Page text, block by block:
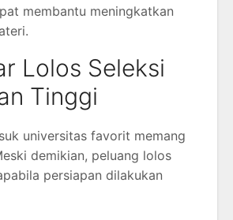
membantu meningkatkan
Lolos Seleksi
Tinggi
universitas favorit memang
demikian, peluang lolos
persiapan dilakukan